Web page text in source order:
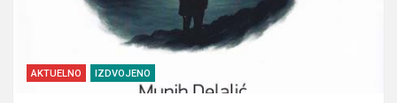
AKTUELNO IZDVOJENO